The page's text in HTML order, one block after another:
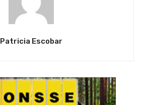
Patricia Escobar